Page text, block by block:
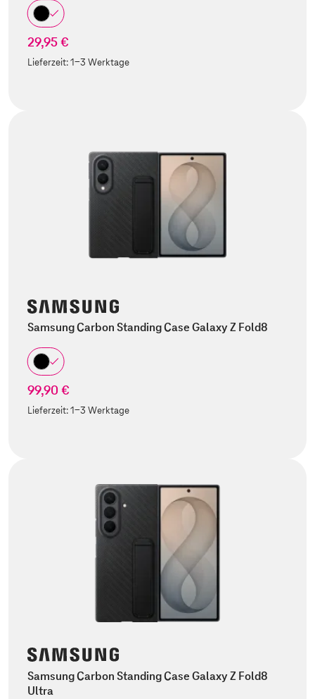
29,95 €
Lieferzeit:1-3 Werktage
Samsung Carbon Standing Case Galaxy Z Fold8
99,90 €
Lieferzeit:1-3 Werktage
Samsung Carbon Standing Case Galaxy Z Fold8
Ultra